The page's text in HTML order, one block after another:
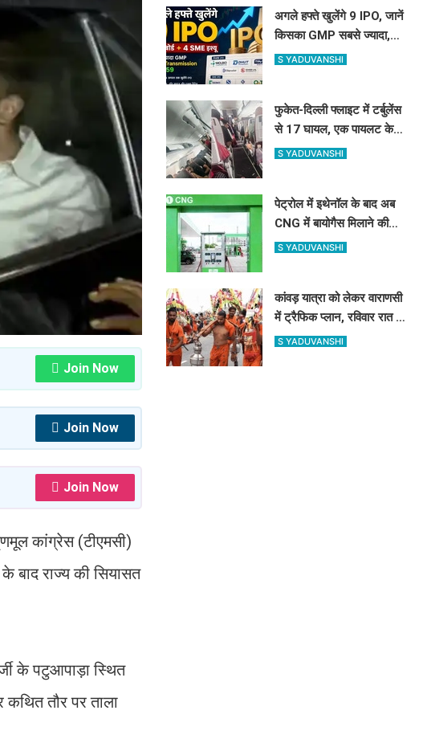
Join Now
Join Now
Join Now
कांग्रेस (टीएमसी)
बाद राज्य की सियासत
के पटुआपाड़ा स्थित
तौर पर ताला
अगले हफ्ते खुलेंगे 9 IPO, जानें
किसका GMP सबसे ज्यादा,
प्राइस, लॉट और तारीख
S YADUVANSHI
फुकेत-दिल्ली फ्लाइट में टर्बुलेंस
से 17 घायल, एक पायलट के
डोप टेस्ट पर सवाल, Air
S YADUVANSHI
पेट्रोल में इथेनॉल के बाद अब
CNG में बायोगैस मिलाने की
तैयारी, 23,731 करोड़ की
S YADUVANSHI
कांवड़ यात्रा को लेकर वाराणसी
में ट्रैफिक प्लान, रविवार रात से
बड़े वाहनों का प्रवेश बंद
S YADUVANSHI